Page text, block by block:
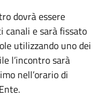
dovrà essere
canali e sarà fissato
utilizzando uno dei
l’incontro sarà
nell’orario di